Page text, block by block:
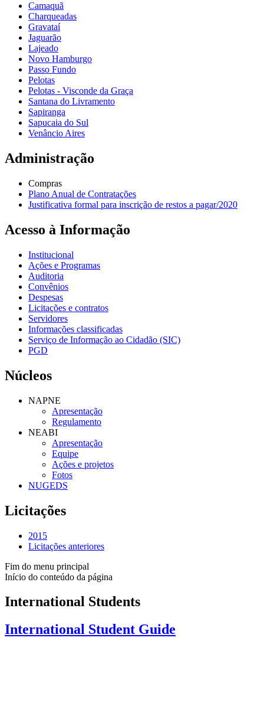
Camaquã
Charqueadas
Gravataí
Jaguarão
Lajeado
Novo Hamburgo
Passo Fundo
Pelotas
Pelotas - Visconde da Graça
Santana do Livramento
Sapiranga
Sapucaia do Sul
Venâncio Aires
Administração
Compras
Plano Anual de Contratações
Justificativa formal para inscrição de restos a pagar/2020
Acesso à Informação
Institucional
Ações e Programas
Auditoria
Convênios
Despesas
Licitações e contratos
Servidores
Informações classificadas
Serviço de Informação ao Cidadão (SIC)
PGD
Núcleos
NAPNE
Apresentação
Regulamento
NEABI
Apresentação
Equipe
Ações e projetos
Fotos
NUGEDS
Licitações
2015
Licitações anteriores
Fim do menu principal
Início do conteúdo da página
International Students
International Student Guide